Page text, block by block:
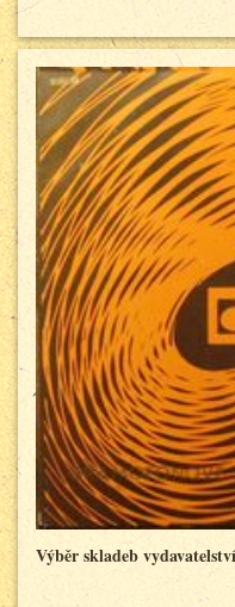
Výběr skladeb